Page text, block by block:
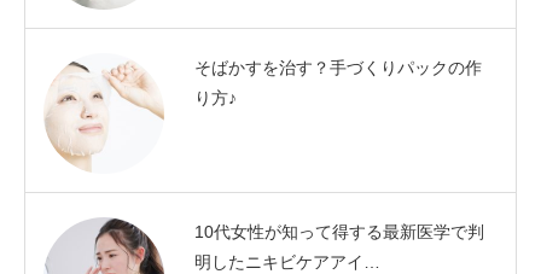
そばかすを治す？手づくりパックの作
り方♪
10代女性が知って得する最新医学で判
明したニキビケアアイ…